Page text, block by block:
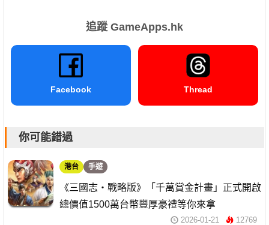
追蹤 GameApps.hk
Facebook Thread
你可能錯過
港台 手遊
《三國志・戰略版》「千萬賞金計畫」正式開啟
總價值1500萬台幣豐厚豪禮等你來拿
2026-01-21 12769